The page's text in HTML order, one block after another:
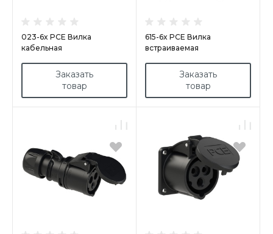
023-6x PCE Вилка
кабельная
Заказать
товар
615-6x PCE Вилка
встраиваемая
Заказать
товар